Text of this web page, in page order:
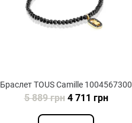
Браслет TOUS Camille 1004567300
5 889 грн4 711 грн